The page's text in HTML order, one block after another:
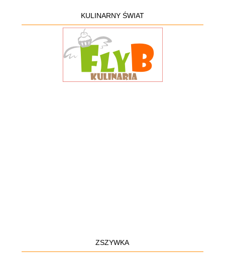
KULINARNY ŚWIAT
ZSZYWKA